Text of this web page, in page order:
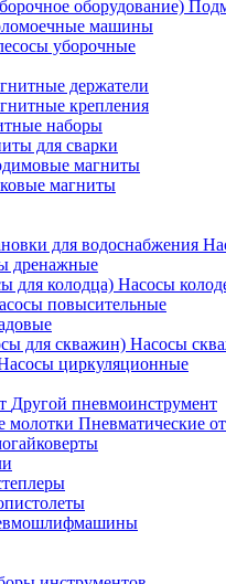
машины
уборочные
держатели
крепления
наборы
для сварки
магниты
магниты
дренажные
Насосы
повысительные
Насосы
циркуляционные
Другой пневмоинструмент
Пневматические